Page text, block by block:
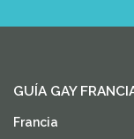
GUÍA GAY
Francia